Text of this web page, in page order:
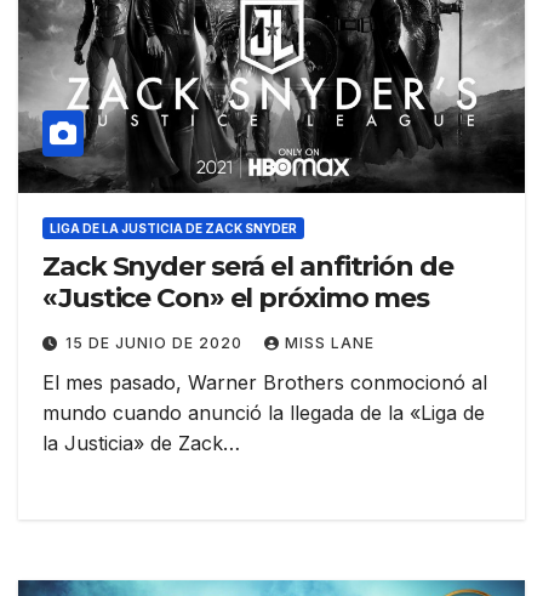
LIGA DE LA JUSTICIA DE ZACK SNYDER
Zack Snyder será el anfitrión de
«Justice Con» el próximo mes
15 DE JUNIO DE 2020 MISS LANE
El mes pasado, Warner Brothers conmocionó al
mundo cuando anunció la llegada de la «Liga de
la Justicia» de Zack…